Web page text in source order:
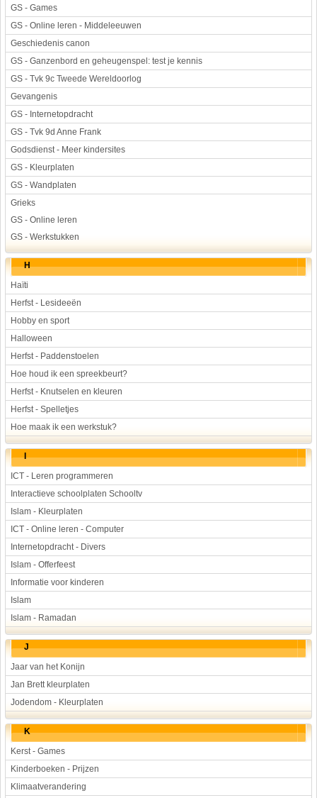
GS - Games
GS - Online leren - Middeleeuwen
Geschiedenis canon
GS - Ganzenbord en geheugenspel: test je kennis
GS - Tvk 9c Tweede Wereldoorlog
Gevangenis
GS - Internetopdracht
GS - Tvk 9d Anne Frank
Godsdienst - Meer kindersites
GS - Kleurplaten
GS - Wandplaten
Grieks
GS - Online leren
GS - Werkstukken
H
Haïti
Herfst - Lesideeën
Hobby en sport
Halloween
Herfst - Paddenstoelen
Hoe houd ik een spreekbeurt?
Herfst - Knutselen en kleuren
Herfst - Spelletjes
Hoe maak ik een werkstuk?
I
ICT - Leren programmeren
Interactieve schoolplaten Schooltv
Islam - Kleurplaten
ICT - Online leren - Computer
Internetopdracht - Divers
Islam - Offerfeest
Informatie voor kinderen
Islam
Islam - Ramadan
J
Jaar van het Konijn
Jan Brett kleurplaten
Jodendom - Kleurplaten
K
Kerst - Games
Kinderboeken - Prijzen
Klimaatverandering